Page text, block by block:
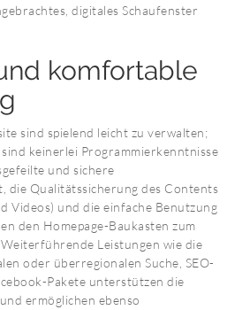
digitales Schaufenster
komfortable
sind spielend leicht zu verwalten;
keinerlei Programmierkenntnisse
und sichere
die Qualitätssicherung des Contents
Videos) und die einfache Benutzung
den Homepage-Baukasten zum
Leistungen wie die
oder überregionalen Suche, SEO-
Pakete unterstützen die
ermöglichen ebenso